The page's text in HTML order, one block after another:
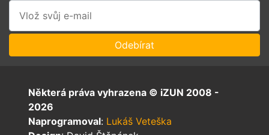
Některá práva vyhrazena © iZUN 2008 -
2026
Naprogramoval: Lukáš Veteška